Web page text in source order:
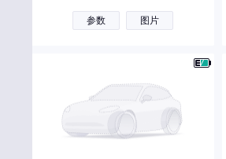
参数 图片
江淮瑞风
江铃晶马汽车